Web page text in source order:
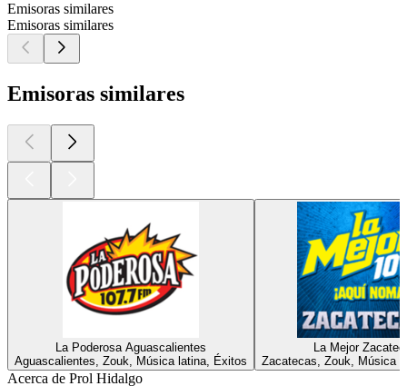
Emisoras similares
Emisoras similares
Emisoras similares
La Poderosa Aguascalientes
Aguascalientes, Zouk, Música latina, Éxitos
La Mejor
Zacatecas, Zouk, Música
Acerca de Prol Hidalgo